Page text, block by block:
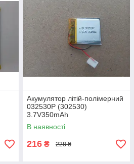
Акумулятор літій-полімерний
032530P (302530)
3.7V350mAh
В наявності
216 ₴ 228 ₴